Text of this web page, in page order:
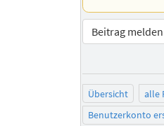
Beitrag melden
Übersicht alle
Benutzerkonto